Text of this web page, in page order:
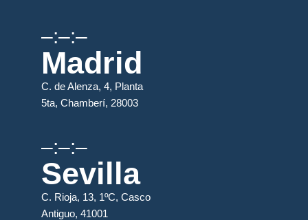
–:–:–
Madrid
C. de Alenza, 4, Planta
5ta, Chamberí, 28003
–:–:–
Sevilla
C. Rioja, 13, 1ºC, Casco
Antiguo, 41001